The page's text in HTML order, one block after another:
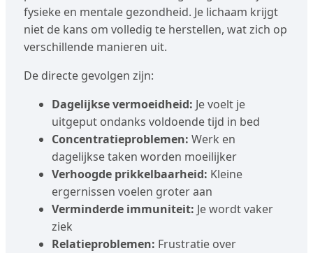
fysieke en mentale gezondheid. Je lichaam krijgt
niet de kans om volledig te herstellen, wat zich op
verschillende manieren uit.
De directe gevolgen zijn:
Dagelijkse vermoeidheid: Je voelt je
uitgeput ondanks voldoende tijd in bed
Concentratieproblemen: Werk en
dagelijkse taken worden moeilijker
Verhoogde prikkelbaarheid: Kleine
ergernissen voelen groter aan
Verminderde immuniteit: Je wordt vaker
ziek
Relatieproblemen: Frustratie over